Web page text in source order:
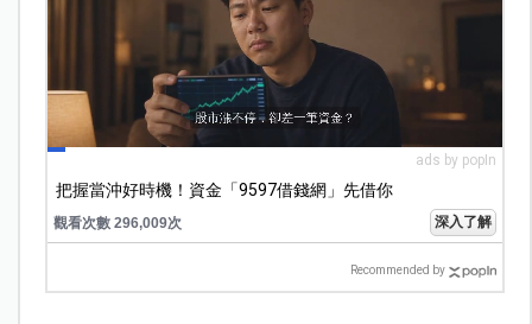
ads by popIn
把握當沖好時機！資金「9597借錢網」先借你
觀看次數 296,009次 深入了解
Recommended by